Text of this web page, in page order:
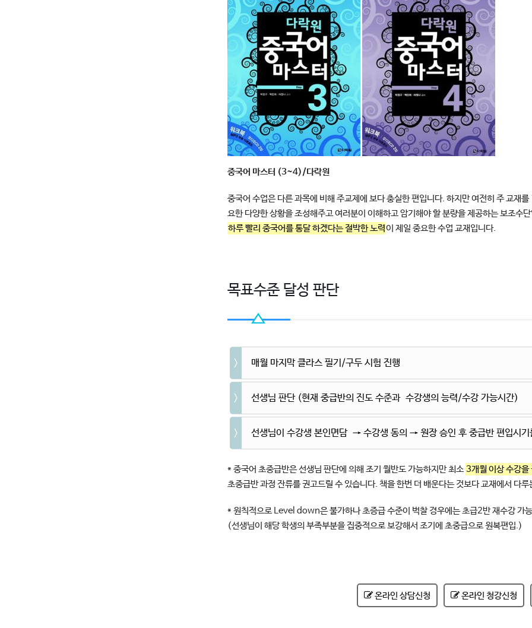
중국어 마스터 (3~4)/다락원
중국어 수업은 다른 과목에 비해 주교제에 보다 충실한 편입니다. 하지만 여전히 주 교재
요한 다양한 상황을 조성해주고 여러분이 이해하고 암기해야 할 분량을 제공하는 보조수
하루 빨리 중국어를 통달 하겠다는 절박한 노력이 제일 중요한 수업 교재입니다.
목표수준 달성 판단
매월 마지막 클라스 필기/구두 시험 진행
선생님 판단 (현재 중급반의 진도 수준과 수강생의 능력/수강 가능시간)
선생님이 수강생 본인면담 → 수강생 동의 → 원장 승인 후 중급반 편입시기
* 중국어 초중급반은 선생님 판단에 의해 조기 월반도 가능하지만 최소 3개월 이상 수강을
초중급반 과정 잔류를 권고드릴 수 있습니다. 책을 한번 더 배운다는 것보다 교재에서 다
* 원칙적으로 Level down은 불가하나 초증급 수준이 벅찰 경우에는 초급2반 재수강 가능
(선생님이 해당 학생의 부족부분을 집중적으로 보강해서 조기에 초중급으로 원복편입.)
온라인 상담신청 온라인 청강신청